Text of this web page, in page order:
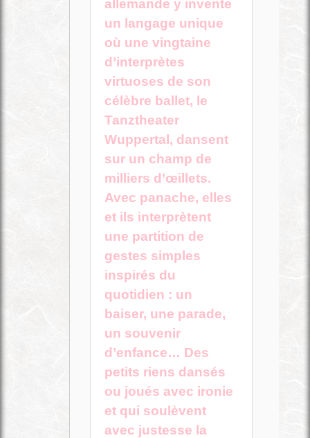
allemande y invente
un langage unique
où une vingtaine
d’interprètes
virtuoses de son
célèbre ballet, le
Tanztheater
Wuppertal, dansent
sur un champ de
milliers d’œillets.
Avec panache, elles
et ils interprètent
une partition de
gestes simples
inspirés du
quotidien : un
baiser, une parade,
un souvenir
d’enfance… Des
petits riens dansés
ou joués avec ironie
et qui soulèvent
avec justesse la